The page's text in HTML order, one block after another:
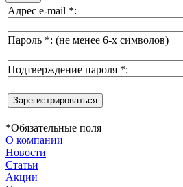
Адрес e-mail *:
Пароль *: (не менее 6-х символов)
Подтверждение пароля *:
*Обязательные поля
О компании
Новости
Статьи
Акции